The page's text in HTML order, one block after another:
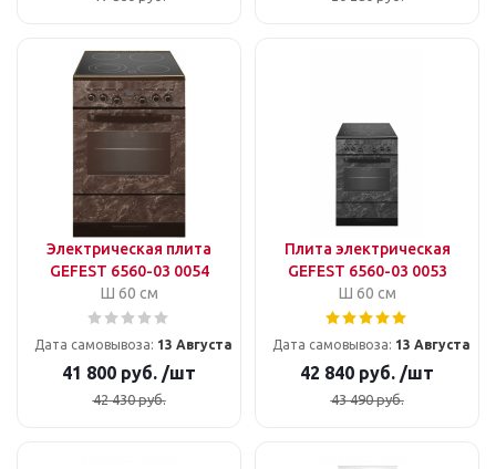
Электрическая плита
GEFEST 6560-03 0054
Ш 60 см
Дата самовывоза: 13 Августа
41 800 руб. /шт
42 430руб.
Плита электрическая
GEFEST 6560-03 0053
Ш 60 см
Дата самовывоза: 13 Августа
42 840 руб. /шт
43 490руб.